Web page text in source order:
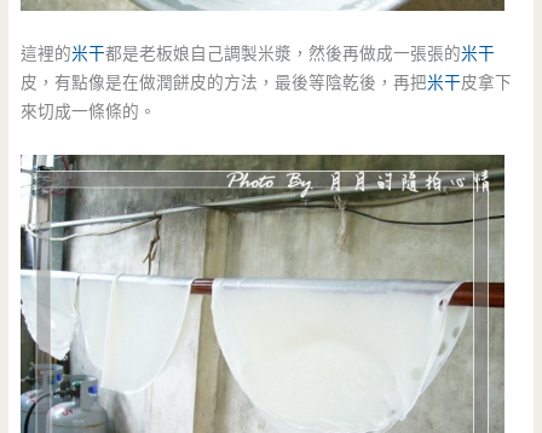
這裡的米干都是老板娘自己調製米漿，然後再做成一張張的米干
皮，有點像是在做潤餅皮的方法，最後等陰乾後，再把米干皮拿下
來切成一條條的。